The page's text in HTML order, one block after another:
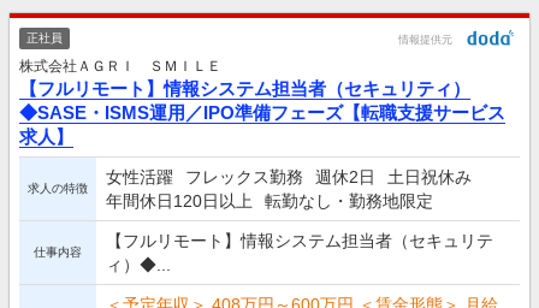
正社員 情報提供元
株式会社ＡＧＲＩ ＳＭＩＬＥ
【フルリモート】情報システム担当者（セキュリティ）
◆SASE・ISMS運用／IPO準備フェーズ【転職支援サービス
求人】
求人の特徴
女性活躍 フレックス勤務 週休2日
土日祝休み
年間休日120日以上
転勤なし・勤務地限定
仕事内容
【フルリモート】情報システム担当者（セキュリテ
ィ）◆...